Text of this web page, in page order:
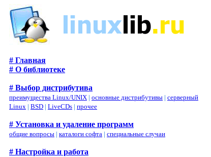
# Главная
# О библиотеке
# Выбор дистрибутива
преимущества Linux/UNIX | основные дистрибутивы | серверный
Linux | BSD | LiveCDs | прочее
# Установка и удаление программ
общие вопросы | каталоги софта | специальные случаи
# Настройка и работа